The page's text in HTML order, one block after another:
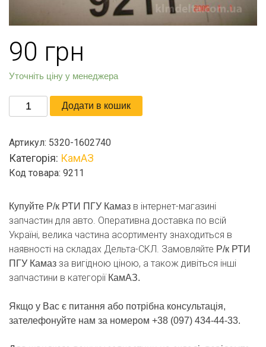
90 грн
Уточніть ціну у менеджера
к
ПГУ
Камаз
кількість
Додати в кошик
Артикул: 5320-1602740
Категорія: КамАЗ
Код товара: 9211
Купуйте Р/к РТИ ПГУ Камаз в інтернет-магазині
запчастин для авто. Оперативна доставка по всій
Україні, велика частина асортименту знаходиться в
наявності на складах Дельта-СКЛ. Замовляйте Р/к РТИ
ПГУ Камаз за вигідною ціною, а також дивіться інші
запчастини в категоріїКамАЗ.
Якщо у Вас є питання або потрібна консультація,
зателефонуйте нам за номером +38 (097) 434-44-33.